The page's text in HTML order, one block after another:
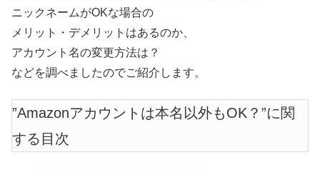
ニックネームがOKな場合の
メリット・デメリットはあるのか、
アカウント名の変更方法は？
などを調べましたのでご紹介します。
”Amazonアカウントは本名以外もOK？”に関
する目次